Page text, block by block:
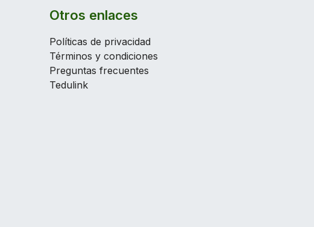
Otros enlaces
Políticas de privacidad
Términos y condiciones
Preguntas frecuentes
Tedulink